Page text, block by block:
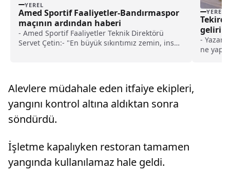
YEREL
Amed Sportif Faaliyetler-Bandırmaspor
maçının ardından haberi
- Amed Sportif Faaliyetler Teknik Direktörü
Servet Çetin:- "En büyük sıkıntımız zemin, insan
YEREL
gelirini
- Yazar
ne
Alevlere müdahale eden itfaiye ekipleri,
yangını kontrol altına aldıktan sonra
söndürdü.
İşletme kapalıyken restoran tamamen
yangında kullanılamaz hale geldi.